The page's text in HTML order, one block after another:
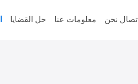
حل القضايا معلومات عنا اتصال نحن